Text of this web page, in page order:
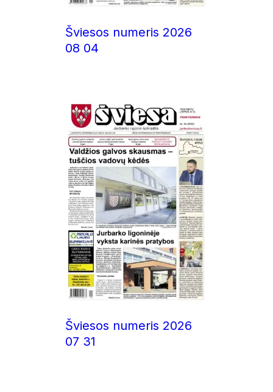
Šviesos numeris 2026
08 04
Šviesos numeris 2026
07 31